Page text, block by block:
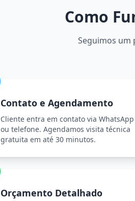
Como
Seguimos um
Contato e Agendamento
Cliente entra em contato via WhatsApp
ou telefone. Agendamos visita técnica
gratuita em até 30 minutos.
Orçamento Detalhado